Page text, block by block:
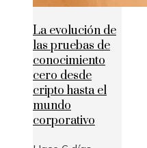
La evolución de
las pruebas de
conocimiento
cero desde
cripto hasta el
mundo
corporativo